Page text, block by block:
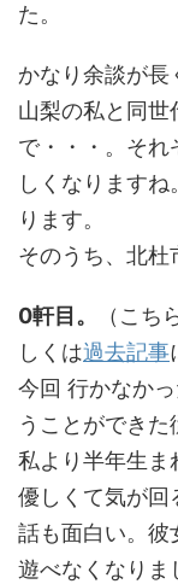
た。
かなり余談が長
山梨の私と同世
で・・・。それ
しくなります
ります。
そのうち、北杜
0軒目。
（こ
しくは過去記事
今回 行かなか
うことができた
私より半年生ま
優しくて気が回
話も面白い。彼
遊べなくなりま